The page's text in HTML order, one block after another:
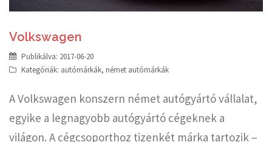
Volkswagen
Publikálva: 2017-06-20
Kategóriák: autómárkák, német autómárkák
A Volkswagen konszern német autógyártó vállalat,
egyike a legnagyobb autógyártó cégeknek a
világon. A cégcsoporthoz tizenkét márka tartozik –